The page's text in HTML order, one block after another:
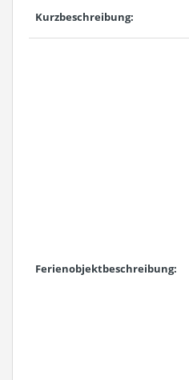
Kurzbeschreibung:
Ferienobjektbeschreibung: